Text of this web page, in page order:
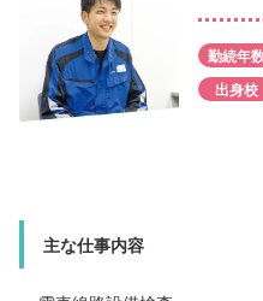
勤続年
出身校
主な仕事内容主な仕事内容